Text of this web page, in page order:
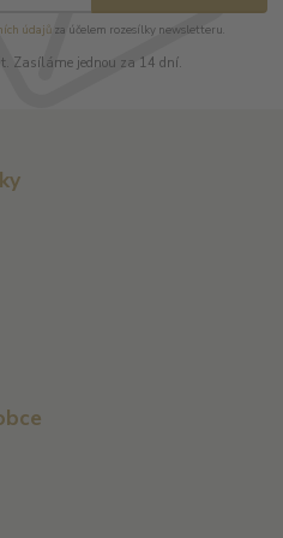
údajůza účelem rozesílky newsletteru.
Zasíláme jednou za 14 dní.